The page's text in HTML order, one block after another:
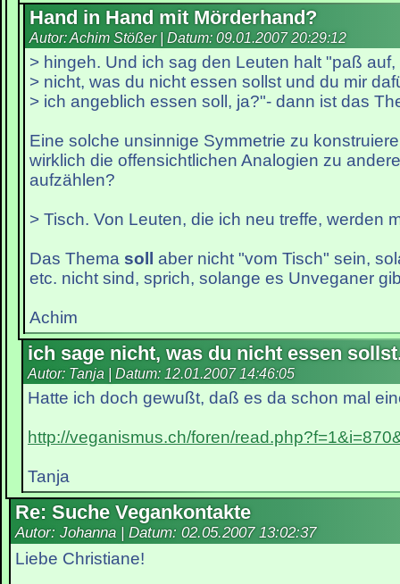
Hand in Hand mit Mörderhand?
Autor: Achim Stößer | Datum: 09.01.2007 20:29:12
> hingeh. Und ich sag den Leuten halt "paß
> nicht, was du nicht essen sollst und du mir
> ich angeblich essen soll, ja?"- dann ist das
Eine solche unsinnige Symmetrie zu
wirklich die offensichtlichen Analogien zu
aufzählen?
> Tisch. Von Leuten, die ich neu treffe, werden
Das Thema soll
aber nicht "vom Tisch" sein,
etc. nicht sind, sprich, solange es Unveganer
Achim
ich sage nicht, was du nicht essen
Autor: Tanja | Datum: 12.01.2007 14:46:05
Hatte ich doch gewußt, daß es da schon mal
http://veganismus.ch/foren/
Tanja
Re: Suche Vegankontakte
Autor: Johanna | Datum: 02.05.2007 13:02:37
Liebe Christiane!